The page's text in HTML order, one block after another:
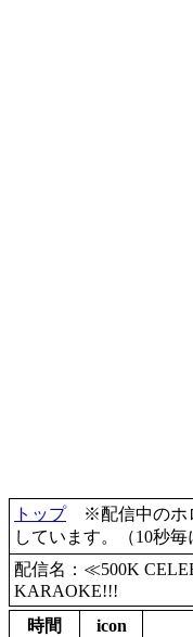
トップ※配信中のホロ
しています。（10秒毎
配信名：≪500K
KARAOKE!!!
時間
icon